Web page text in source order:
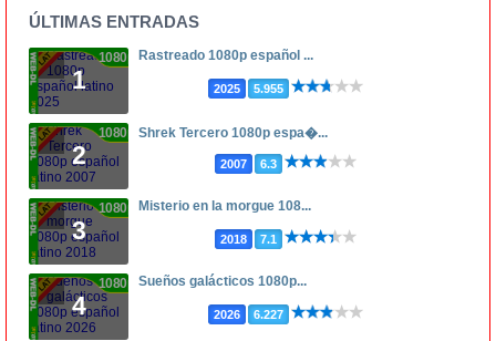
ÚLTIMAS ENTRADAS
1
1080p Rastreado 1080p español ...
2025 5.955
2
1080p Shrek Tercero 1080p espa�...
2007 6.3
3
1080p Misterio en la morgue 108...
2018 7.1
4
1080p Sueños galácticos 1080p...
2026 6.227